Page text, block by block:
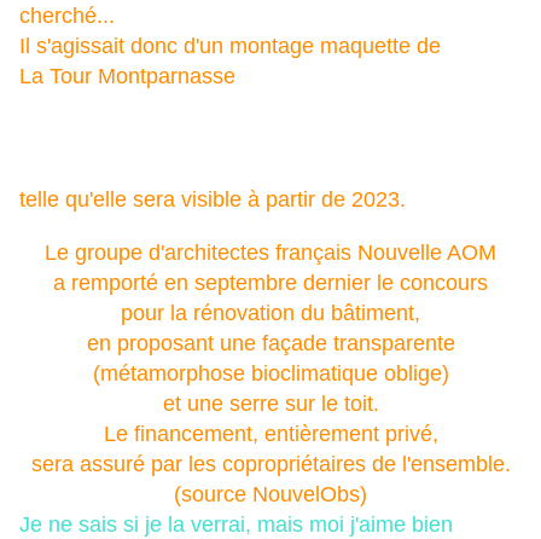
cherché...
Il s'agissait donc d'un montage maquette de
La Tour Montparnasse
telle qu'elle sera visible à partir de 2023.
Le groupe d'architectes français Nouvelle AOM
a remporté en septembre dernier le concours
pour la rénovation du bâtiment,
en proposant une façade transparente
(métamorphose bioclimatique oblige)
et une serre sur le toit.
Le financement, entièrement privé,
sera assuré par les copropriétaires de l'ensemble.
(source NouvelObs)
Je ne sais si je la verrai, mais moi j'aime bien